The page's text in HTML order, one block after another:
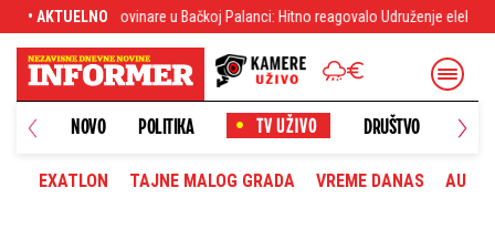
• AKTUELNO
Palanci: Hitno reagovalo Udruženje elektronskih medija Komnet
NOVO POLITIKA DRUŠTVO
EXATLON TAJNE MALOG GRADA VREME DANAS